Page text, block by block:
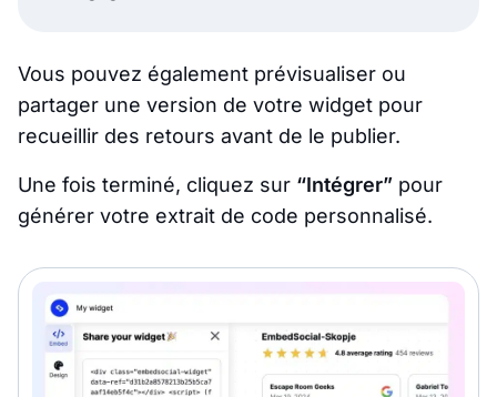
Vous pouvez également prévisualiser ou
partager une version de votre widget pour
recueillir des retours avant de le publier.
Une fois terminé, cliquez sur “Intégrer” pour
générer votre extrait de code personnalisé.